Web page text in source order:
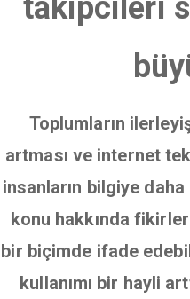
takipcileri
Toplumların
artması ve internet
insanların bilgiye
konu hakkında
bir biçimde ifade
kullanımı bir hayli